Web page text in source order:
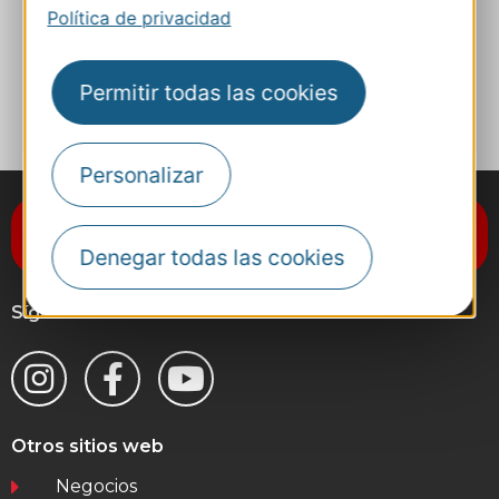
Política de privacidad
Permitir todas las cookies
Personalizar
Denegar todas las cookies
Suscríbase al boletín de noticias
Destination Occitanie
Síganos
Otros sitios web
Negocios